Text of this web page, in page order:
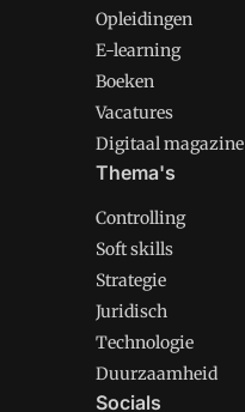
Opleidingen
E-learning
Boeken
Vacatures
Digitaal magazine
Thema's
Controlling
Soft skills
Strategie
Juridisch
Technologie
Duurzaamheid
Socials